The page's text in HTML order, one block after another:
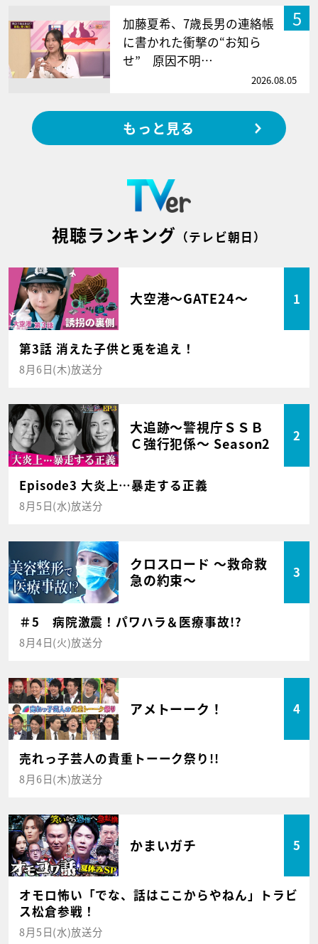
5
加藤夏希、7歳長男の連絡帳
に書かれた衝撃の“お知ら
せ” 原因不明…
2026.08.05
もっと見る
視聴ランキング （テレビ朝日）
大空港～GATE24～ 1
第3話 消えた子供と兎を追え！
8月6日(木)放送分
大追跡～警視庁ＳＳＢ
Ｃ強行犯係～ Season2
2
Episode3 大炎上…暴走する正義
8月5日(水)放送分
クロスロード ～救命救
急の約束～
3
＃5 病院激震！パワハラ＆医療事故!?
8月4日(火)放送分
アメトーーク！ 4
売れっ子芸人の貴重トーーク祭り!!
8月6日(木)放送分
かまいガチ 5
オモロ怖い「でな、話はここからやねん」トラビ
ス松倉参戦！
8月5日(水)放送分